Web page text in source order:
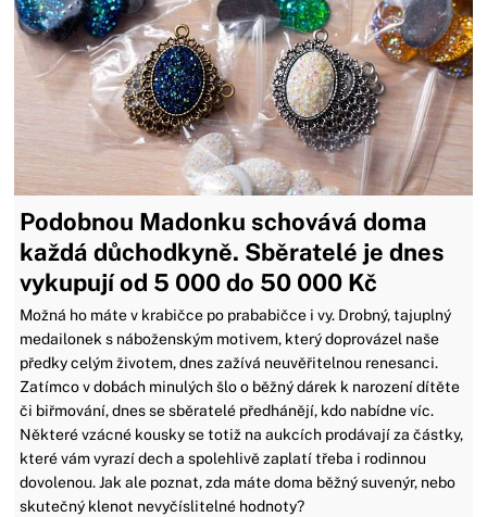
Podobnou Madonku schovává doma
každá důchodkyně. Sběratelé je dnes
vykupují od 5 000 do 50 000 Kč
Možná ho máte v krabičce po prababičce i vy. Drobný, tajuplný
medailonek s náboženským motivem, který doprovázel naše
předky celým životem, dnes zažívá neuvěřitelnou renesanci.
Zatímco v dobách minulých šlo o běžný dárek k narození dítěte
či biřmování, dnes se sběratelé předhánějí, kdo nabídne víc.
Některé vzácné kousky se totiž na aukcích prodávají za částky,
které vám vyrazí dech a spolehlivě zaplatí třeba i rodinnou
dovolenou. Jak ale poznat, zda máte doma běžný suvenýr, nebo
skutečný klenot nevyčíslitelné hodnoty?